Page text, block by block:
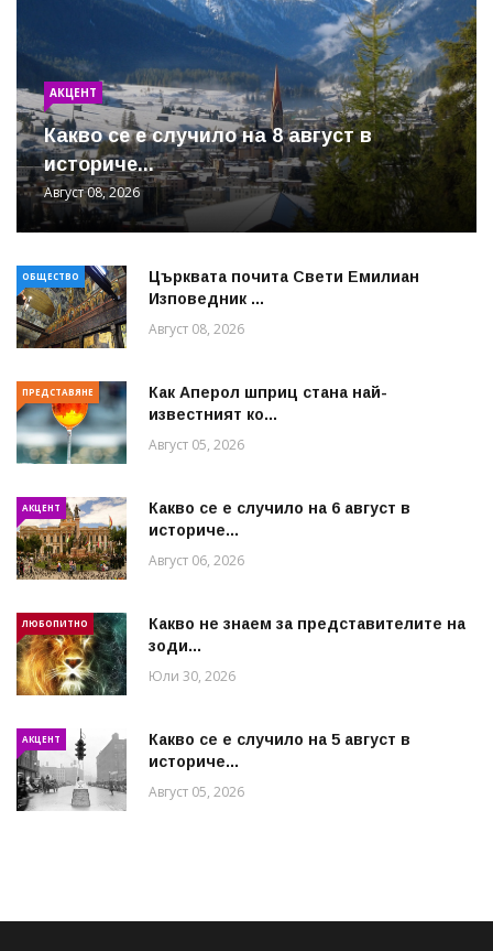
АКЦЕНТ
Какво се е случило на 8 август в
историче...
Август 08, 2026
ОБЩЕСТВО
Църквата почита Свeти Емилиан
Изповедник ...
Август 08, 2026
ПРЕДСТАВЯНЕ
Как Аперол шприц стана най-
известният ко...
Август 05, 2026
АКЦЕНТ
Какво се е случило на 6 август в
историче...
Август 06, 2026
ЛЮБОПИТНО
Какво не знаем за представителите на
зоди...
Юли 30, 2026
АКЦЕНТ
Какво се е случило на 5 август в
историче...
Август 05, 2026